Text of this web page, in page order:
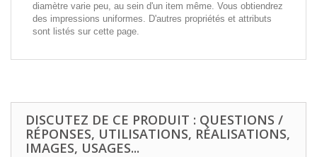
diamètre varie peu, au sein d'un item même. Vous obtiendrez
des impressions uniformes. D'autres propriétés et attributs
sont listés sur cette page.
DISCUTEZ DE CE PRODUIT : QUESTIONS /
RÉPONSES, UTILISATIONS, RÉALISATIONS,
IMAGES, USAGES...